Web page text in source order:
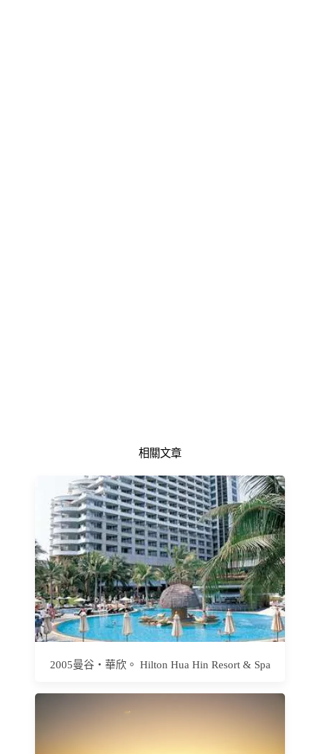
相關文章
2005曼谷‧華欣。 Hilton Hua Hin Resort & Spa